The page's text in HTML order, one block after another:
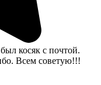
косяк с почтой.
Всем советую!!!